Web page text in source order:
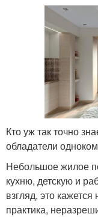
Кто уж так точно
обладатели
Небольшое жилое
кухню, детскую и
взгляд, это
практика,